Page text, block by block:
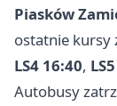
Piasków
ostatnie kursy
LS4 16:40,
Autobusy